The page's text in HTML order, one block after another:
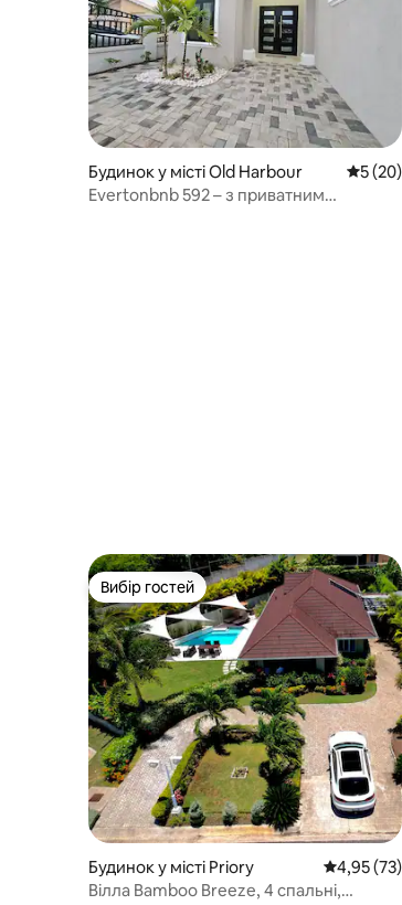
Будинок у місті Old Harbour
5 (20)
Evertonbnb 592 – з приватним
Вибір гостей
Вибір гостей
Будинок у місті Priory Середня
4,95 (73)
Вілла Bamboo Breeze, 4 спальні,